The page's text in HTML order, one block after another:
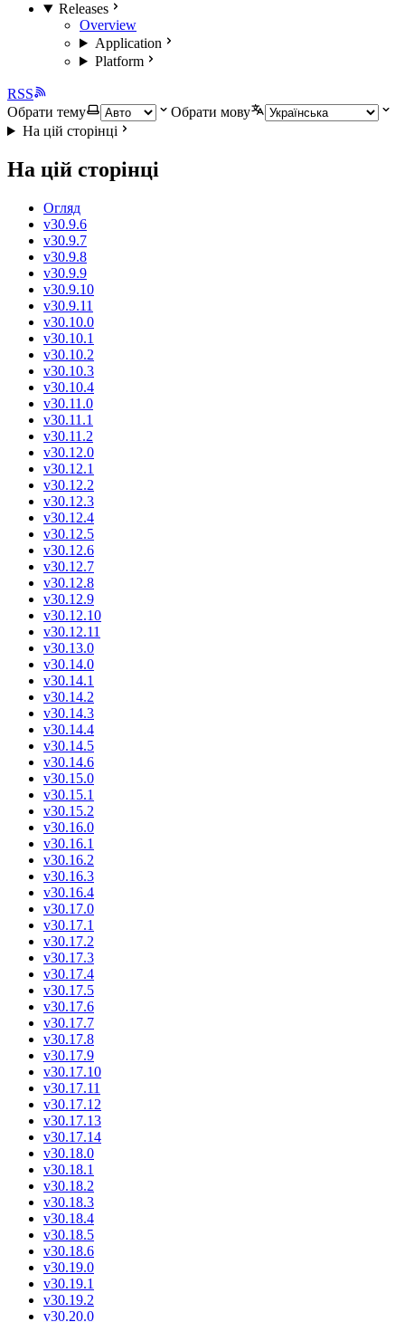
Releases
Overview
Application
Platform
RSS
Обрати тему
Обрати мову
На цій сторінці
На цій сторінці
Огляд
v30.9.6
v30.9.7
v30.9.8
v30.9.9
v30.9.10
v30.9.11
v30.10.0
v30.10.1
v30.10.2
v30.10.3
v30.10.4
v30.11.0
v30.11.1
v30.11.2
v30.12.0
v30.12.1
v30.12.2
v30.12.3
v30.12.4
v30.12.5
v30.12.6
v30.12.7
v30.12.8
v30.12.9
v30.12.10
v30.12.11
v30.13.0
v30.14.0
v30.14.1
v30.14.2
v30.14.3
v30.14.4
v30.14.5
v30.14.6
v30.15.0
v30.15.1
v30.15.2
v30.16.0
v30.16.1
v30.16.2
v30.16.3
v30.16.4
v30.17.0
v30.17.1
v30.17.2
v30.17.3
v30.17.4
v30.17.5
v30.17.6
v30.17.7
v30.17.8
v30.17.9
v30.17.10
v30.17.11
v30.17.12
v30.17.13
v30.17.14
v30.18.0
v30.18.1
v30.18.2
v30.18.3
v30.18.4
v30.18.5
v30.18.6
v30.19.0
v30.19.1
v30.19.2
v30.20.0